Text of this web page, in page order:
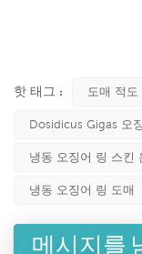
핫 태그 : 도매 적도
Dosidicus Gigas 오
냉동 오징어 링 스킨
냉동 오징어 링 도매
메시지를